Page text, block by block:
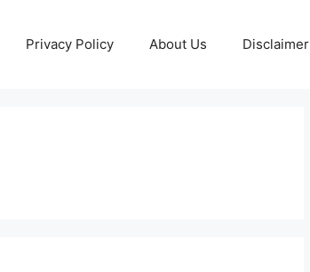
Privacy Policy About Us Disclaimer